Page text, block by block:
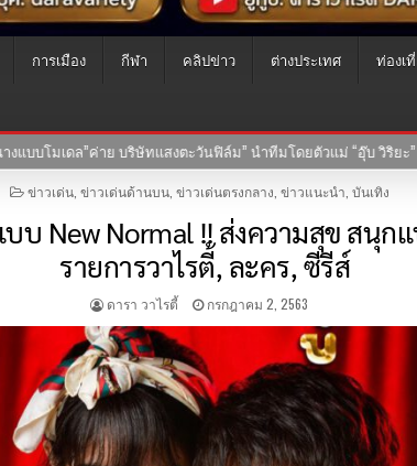
การเมือง กีฬา คลิปข่าว ต่างประเทศ ท่องเ
กำกับการแสดง 25-07-2569 เปิดประวัติ “เค้ก กีรติรัฐ
POSTED
ข่าวเด่น, ข่าวเด่นด้านบน, ข่าวเด่นตรงกลาง ข่าวแนะนำ บันเทิง
บ New Normal !! ส่งความสุข สนุ
รายการวาไรตี้, ละคร, ซีรีส์
ดารา วาไรตี้ กรกฎาคม 2, 2563